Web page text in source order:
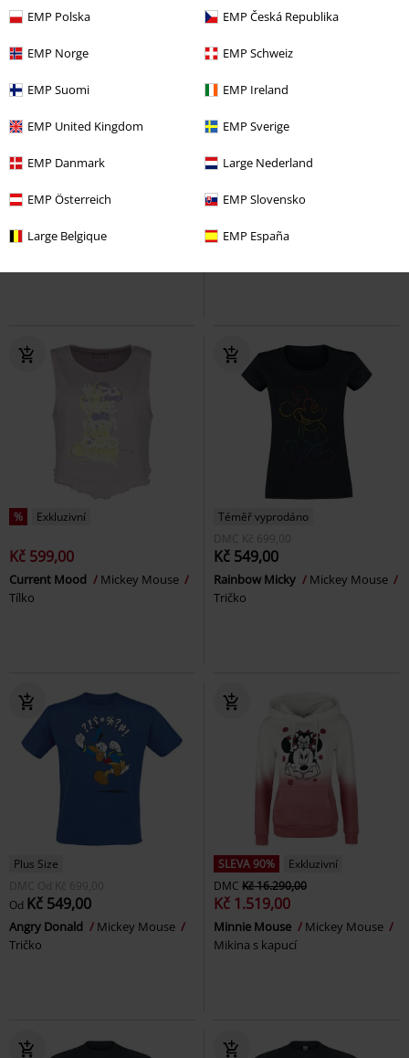
EMP Polska EMP Česká Republika
EMP Norge EMP Schweiz
EMP Suomi EMP Ireland
EMP United Kingdom EMP Sverige
EMP Danmark Large Nederland
EMP Österreich EMP Slovensko
Large Belgique EMP España
Plus Size
Od Kč 549,00
Master Kung Fu Scroll
Kč 1.359,00
Angry Donald
% Exkluzivní
Kč 599,00
Current Mood
Mickey Mouse
Tílko
Téměř vyprodáno
DMC
Kč 699,00
Kč 549,00
Rainbow Micky
Mickey Mouse
Tričko
Plus Size
DMC Od Kč 699,00
Od Kč 549,00
Angry Donald
Mickey Mouse
Tričko
SLEVA 90%
Exkluzivní
DMC Kč 16.290,00
Kč 1.519,00
Minnie Mouse
Mickey Mouse
Mikina s kapucí